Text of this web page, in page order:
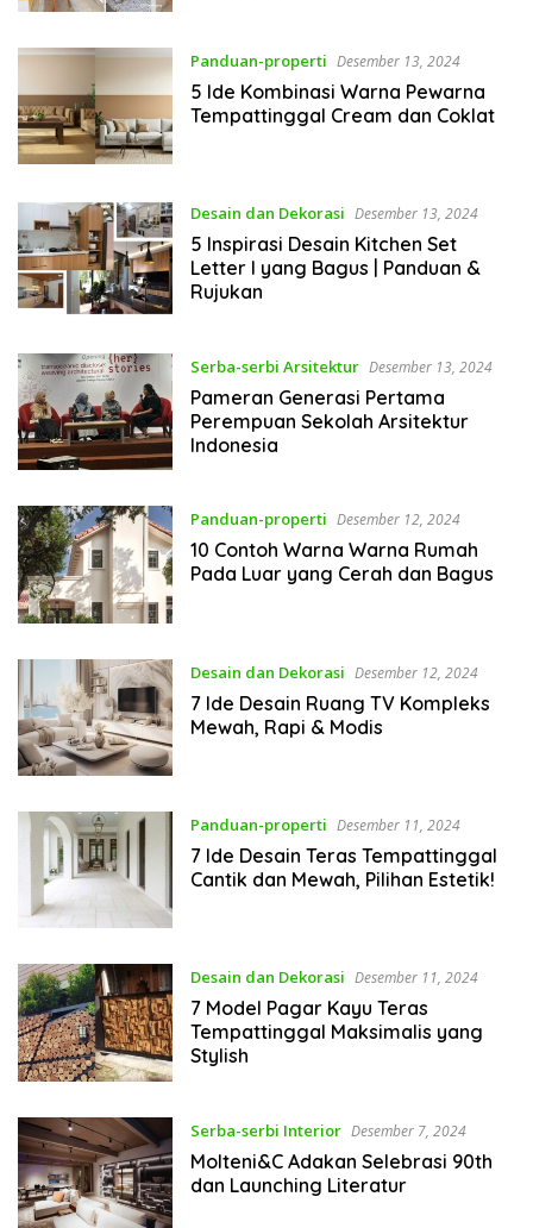
Panduan-properti Desember 13, 2024
5 Ide Kombinasi Warna Pewarna
Tempattinggal Cream dan Coklat
Desain dan Dekorasi Desember 13, 2024
5 Inspirasi Desain Kitchen Set
Letter I yang Bagus | Panduan &
Rujukan
Serba-serbi Arsitektur Desember 13, 2024
Pameran Generasi Pertama
Perempuan Sekolah Arsitektur
Indonesia
Panduan-properti Desember 12, 2024
10 Contoh Warna Warna Rumah
Pada Luar yang Cerah dan Bagus
Desain dan Dekorasi Desember 12, 2024
7 Ide Desain Ruang TV Kompleks
Mewah, Rapi & Modis
Panduan-properti Desember 11, 2024
7 Ide Desain Teras Tempattinggal
Cantik dan Mewah, Pilihan Estetik!
Desain dan Dekorasi Desember 11, 2024
7 Model Pagar Kayu Teras
Tempattinggal Maksimalis yang
Stylish
Serba-serbi Interior Desember 7, 2024
Molteni&C Adakan Selebrasi 90th
dan Launching Literatur